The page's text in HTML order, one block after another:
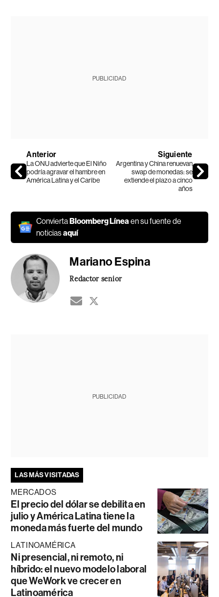
PUBLICIDAD
Anterior
La ONU advierte que El Niño
podría agravar el hambre en
América Latina y el Caribe
Siguiente
Argentina y China renuevan
swap de monedas: se
extiende el plazo a cinco
años
ConviertaBloomberg Línea en su fuente de
noticiasaquí
Mariano Espina
Redactor senior
PUBLICIDAD
LAS MÁS VISITADAS
MERCADOS
El precio del dólar se debilita en
julio y América Latina tiene la
moneda más fuerte del mundo
LATINOAMÉRICA
Ni presencial, ni remoto, ni
híbrido: el nuevo modelo laboral
que WeWork ve crecer en
Latinoamérica